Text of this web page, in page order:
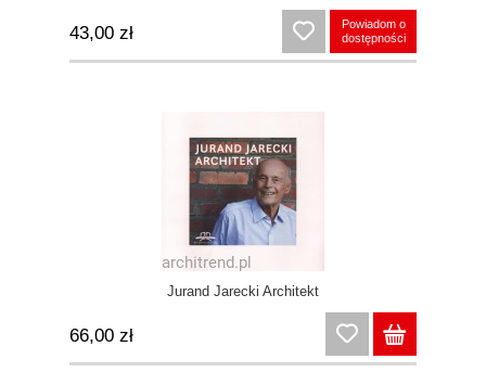
43,00 zł
Powiadom o
dostępności
Jurand Jarecki Architekt
66,00 zł